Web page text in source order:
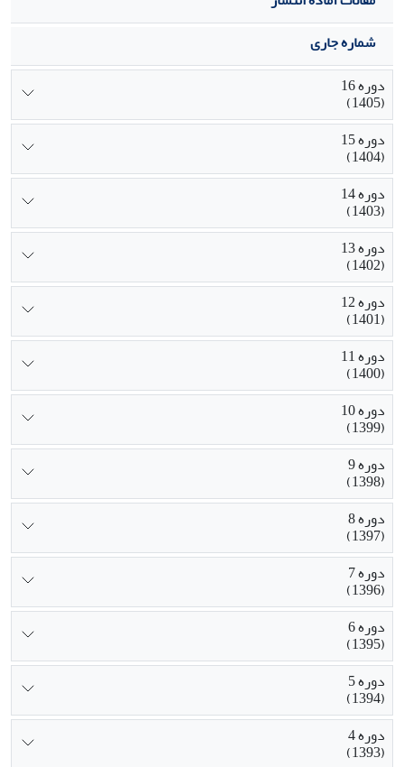
شماره جاری
دوره 16
(1405)
دوره 15
(1404)
دوره 14
(1403)
دوره 13
(1402)
دوره 12
(1401)
دوره 11
(1400)
دوره 10
(1399)
دوره 9
(1398)
دوره 8
(1397)
دوره 7
(1396)
دوره 6
(1395)
دوره 5
(1394)
دوره 4
(1393)